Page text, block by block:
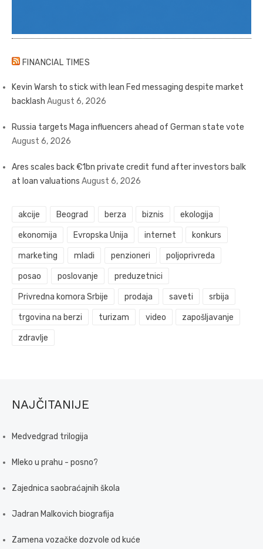
FINANCIAL TIMES
Kevin Warsh to stick with lean Fed messaging despite market
backlash August 6, 2026
Russia targets Maga influencers ahead of German state vote
August 6, 2026
Ares scales back €1bn private credit fund after investors balk
at loan valuations August 6, 2026
akcije Beograd berza biznis ekologija
ekonomija Evropska Unija internet konkurs
marketing mladi penzioneri poljoprivreda
posao poslovanje preduzetnici
Privredna komora Srbije prodaja saveti srbija
trgovina na berzi turizam video zapošljavanje
zdravlje
NAJČITANIJE
Medvedgrad trilogija
Mleko u prahu - posno?
Zajednica saobraćajnih škola
Jadran Malkovich biografija
Zamena vozačke dozvole od kuće